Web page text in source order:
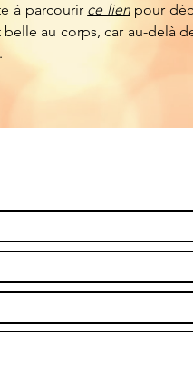
à parcourir ce lienpour
belle au corps, car au-delà